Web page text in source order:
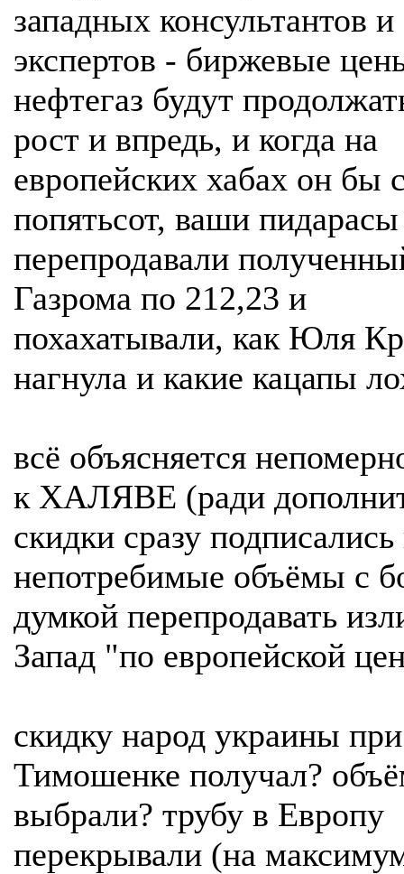
западных консультантов и
экспертов - биржевые
нефтегаз будут
рост и впредь, и когда на
европейских хабах он бы
попятьсот, ваши пидарасы
перепродавали
Газрома по 212,23 и
похахатывали, как Юля
нагнула и какие кацапы
всё объясняется
к ХАЛЯВЕ (ради
скидки сразу подписались
непотребимые объёмы с
думкой перепродавать
Запад "по европейской
скидку народ украины
Тимошенке получал?
выбрали? трубу в Европу
перекрывали (на